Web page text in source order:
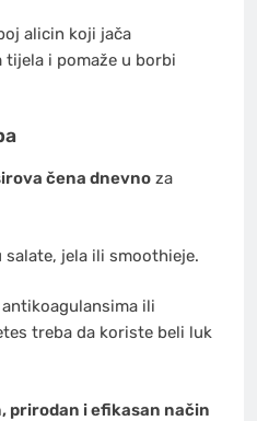
alicin koji jača
i pomaže u borbi
čena dnevnoza
salate, jela ili smoothieje.
ili
treba da koriste beli luk
prirodan i efikasan način